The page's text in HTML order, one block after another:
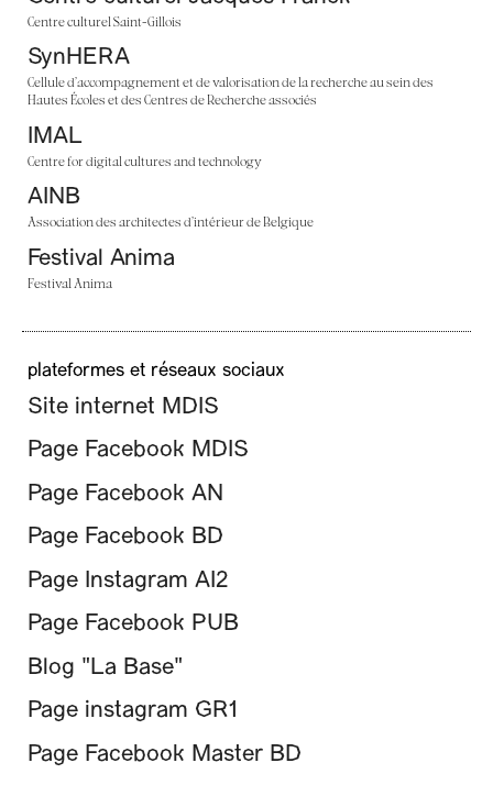
Centre culturel Saint-Gillois
SynHERA
Cellule d’accompagnement et de valorisation de la recherche au sein des
Hautes Écoles et des Centres de Recherche associés
IMAL
Centre for digital cultures and technology
AINB
Association des architectes d’intérieur de Belgique
Festival Anima
Festival Anima
plateformes et réseaux sociaux
Site internet MDIS
Page Facebook MDIS
Page Facebook AN
Page Facebook BD
Page Instagram AI2
Page Facebook PUB
Blog "La Base"
Page instagram GR1
Page Facebook Master BD